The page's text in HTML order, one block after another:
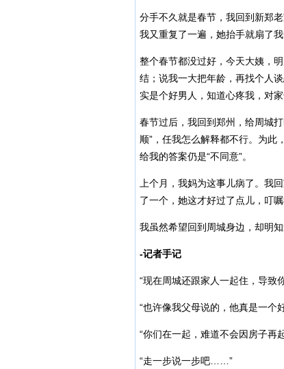
分手不久就是春节，我回到新郑
我又重复了一遍，她抬手就扇了
整个春节都没过好，今天大姨，
结；说我一大把年龄，再找个人
实是个好男人，知道心疼我，对
春节过后，我回到郑州，给周城
顺”，任我怎么解释都不行。为此
给我的答案仍是“不同意”。
上个月，我妈为这事儿病了。我
了一个，她这才好过了点儿，叮嘱
我虽然希望回到周城身边，却明
-记者手记
“现在周城还跟家人一起住，导致
“也许像我父母说的，他真是一个
“你们在一起，难道不会因房子再
“走一步说一步吧……”